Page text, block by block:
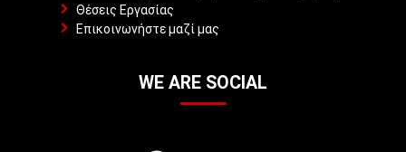
Θέσεις Εργασίας
Επικοινωνήστε μαζί μας
WE ARE SOCIAL